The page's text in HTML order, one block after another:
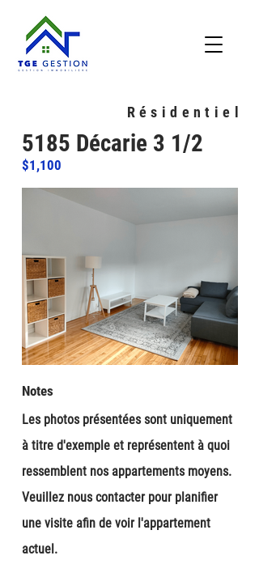
Résidentiel
5185 Décarie 3 1/2
$1,100
Notes
Les photos présentées sont uniquement
à titre d'exemple et représentent à quoi
ressemblent nos appartements moyens.
Veuillez nous contacter pour planifier
une visite afin de voir l'appartement
actuel.